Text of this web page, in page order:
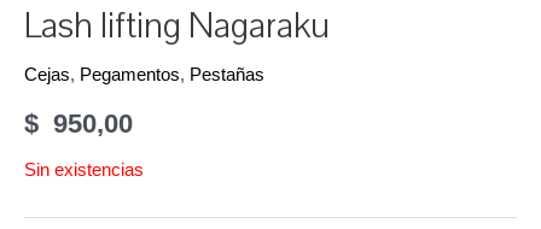
Lash lifting Nagaraku
Cejas, Pegamentos, Pestañas
$ 950,00
Sin existencias